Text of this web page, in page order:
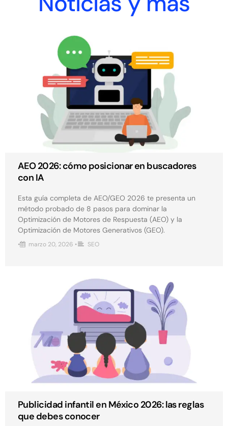
AEO 2026: cómo posicionar en buscadores
con IA
Esta guía completa de AEO/GEO 2026 te presenta un
método probado de 8 pasos para dominar la
Optimización de Motores de Respuesta (AEO) y la
Optimización de Motores Generativos (GEO).
• marzo 20, 2026 • SEO
Publicidad infantil en México 2026: las reglas
que debes conocer